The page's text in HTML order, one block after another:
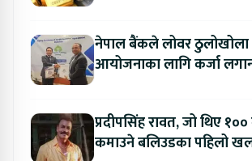
नेपाल बैंकले लोवर ठुलोखोला
आयोजनाका लागि कर्जा
प्रदीपसिंह रावत, जो थिए
कमाउने बलिउडका पहिलो